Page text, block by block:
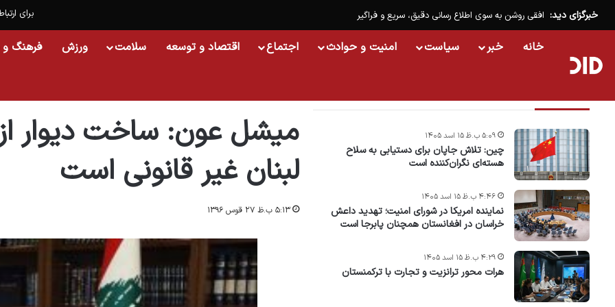
برای خبرگزای دید: افقی روشن به سوی اطلاع رسانی دقیق، سریع و فراگیر
خانه خبر سیاست امنیت و حوادث اجتماع اقتصاد و توسعه سلامت ورزش فرهنگ و
میشل عون: ساخت دیوار
لبنان غیر قانونی است
۵:۱۳ ب.ظ ۲۷ قوس ۱۳۹۶
چین: تلاش جاپان برای دستیابی به سلاح
هسته‌ای نگران‌کننده است
۵:۰۹ ب.ظ ۱۵ اسد ۱۴۰۵
نماینده امریکا در شورای امنیت؛ تهدید داعش
خراسان در افغانستان همچنان پابرجا است
۴:۴۶ ب.ظ ۱۵ اسد ۱۴۰۵
هرات محور ترانزیت و تجارت با ترکمنستان
۴:۲۹ ب.ظ ۱۵ اسد ۱۴۰۵